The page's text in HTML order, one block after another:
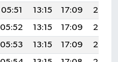
05:51 13:15 17:09
20:28
05:52 13:15 17:09
20:27
05:53 13:15 17:09
20:26